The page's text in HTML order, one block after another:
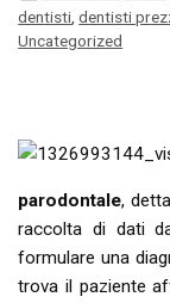
dentisti ,dentisti
Uncategorized
parodontale,
raccolta di dati
formulare una
trova il paziente